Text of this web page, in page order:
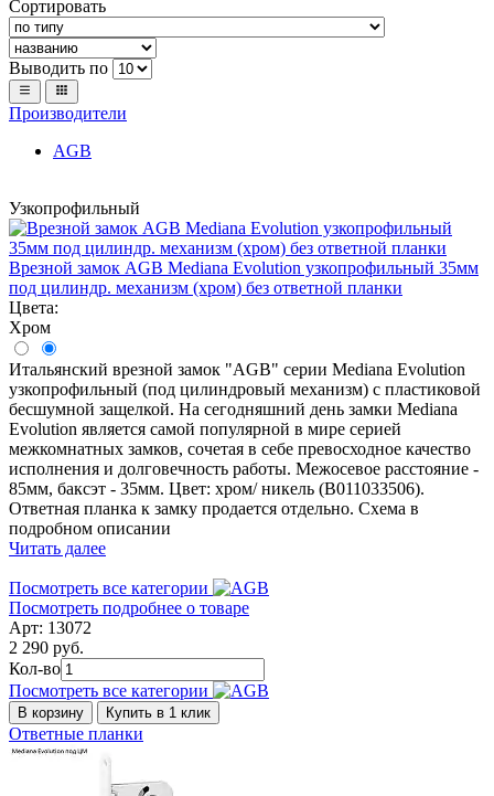
Сортировать
Выводить по
Производители
AGB
Узкопрофильный
Врезной замок AGB Mediana Evolution узкопрофильный 35мм
под цилиндр. механизм (хром) без ответной планки
Цвета:
Хром
Итальянский врезной замок "AGB" серии Mediana Evolution
узкопрофильный (под цилиндровый механизм) с пластиковой
бесшумной защелкой. На сегодняшний день замки Mediana
Evolution является самой популярной в мире серией
межкомнатных замков, сочетая в себе превосходное качество
исполнения и долговечность работы. Межосевое расстояние -
85мм, баксэт - 35мм. Цвет: хром/ никель (B011033506).
Ответная планка к замку продается отдельно. Схема в
подробном описании
Читать далее
Посмотреть все категории
Посмотреть подробнее о товаре
Арт: 13072
2 290 руб.
Кол-во
Посмотреть все категории
В корзину Купить в 1 клик
Ответные планки